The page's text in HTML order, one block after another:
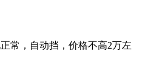
常，自动挡，价格不高2万左